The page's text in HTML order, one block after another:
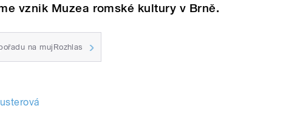
vznik Muzea romské kultury v Brně.
na mujRozhlas